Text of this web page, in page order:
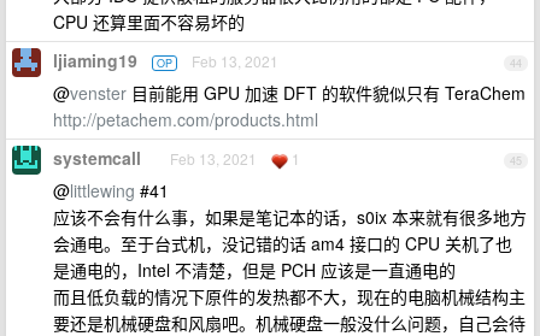
CPU 还算里面不容易坏的
44
ljiaming19 OP Feb 13, 2021
@venster 目前能用 GPU 加速 DFT 的软件貌似只有 TeraChem
http://petachem.com/products.html
45
systemcall Feb 13, 2021 1
@littlewing #41
应该不会有什么事，如果是笔记本的话，s0ix 本来就有很多地方
会通电。至于台式机，没记错的话 am4 接口的 CPU 关机了也
是通电的，Intel 不清楚，但是 PCH 应该是一直通电的
而且低负载的情况下原件的发热都不大，现在的电脑机械结构主
要还是机械硬盘和风扇吧。机械硬盘一般没什么问题，自己会待